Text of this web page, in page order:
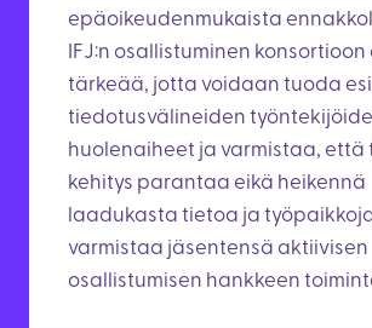
epäoikeudenmukaista
IFJ:n osallistuminen konsortioon
tärkeää, jotta voidaan tuoda
tiedotusvälineiden
huolenaiheet ja varmistaa, että
kehitys parantaa eikä heikennä
laadukasta tietoa ja
varmistaa jäsentensä aktiivisen
osallistumisen hankkeen